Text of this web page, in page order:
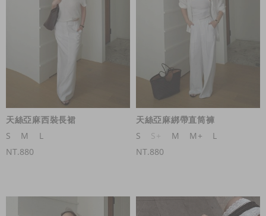
天絲亞麻西裝長裙
S
M
L
NT.880
天絲亞麻綁帶直筒褲
S
S+ M M+
L
NT.880